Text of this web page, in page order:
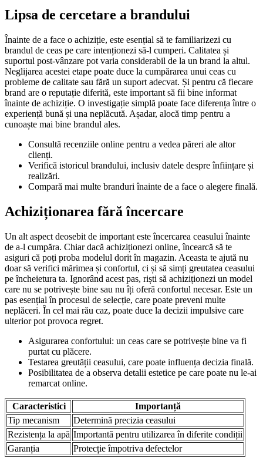
Lipsa de cercetare a brandului
Înainte de a face o achiziție, este esențial să te familiarizezi cu
brandul de ceas pe care intenționezi să-l cumperi. Calitatea și
suportul post-vânzare pot varia considerabil de la un brand la altul.
Neglijarea acestei etape poate duce la cumpărarea unui ceas cu
probleme de calitate sau fără un suport adecvat. Și pentru că fiecare
brand are o reputație diferită, este important să fii bine informat
înainte de achiziție. O investigație simplă poate face diferența între o
experiență bună și una neplăcută. Așadar, alocă timp pentru a
cunoaște mai bine brandul ales.
Consultă recenziile online pentru a vedea păreri ale altor
clienți.
Verifică istoricul brandului, inclusiv datele despre înființare și
realizări.
Compară mai multe branduri înainte de a face o alegere finală.
Achiziționarea fără încercare
Un alt aspect deosebit de important este încercarea ceasului înainte
de a-l cumpăra. Chiar dacă achiziționezi online, încearcă să te
asiguri că poți proba modelul dorit în magazin. Aceasta te ajută nu
doar să verifici mărimea și confortul, ci și să simți greutatea ceasului
pe încheietura ta. Ignorând acest pas, riști să achiziționezi un model
care nu se potrivește bine sau nu îți oferă confortul necesar. Este un
pas esențial în procesul de selecție, care poate preveni multe
neplăceri. În cel mai rău caz, poate duce la decizii impulsive care
ulterior pot provoca regret.
Asigurarea confortului: un ceas care se potrivește bine va fi
purtat cu plăcere.
Testarea greutății ceasului, care poate influența decizia finală.
Posibilitatea de a observa detalii estetice pe care poate nu le-ai
remarcat online.
Caracteristici
Importanță
Tip mecanism
Determină precizia ceasului
Rezistența la apă Importantă pentru utilizarea în diferite condiții
Garanția
Protecție împotriva defectelor